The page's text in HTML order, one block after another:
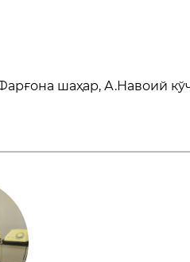
шаҳар, А.Навоий